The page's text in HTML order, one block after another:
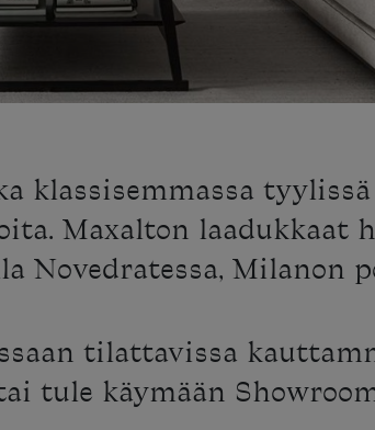
klassisemmassa
Maxalton laadukkaat
Novedratessa, Milanon
tilattavissa
tule käymään